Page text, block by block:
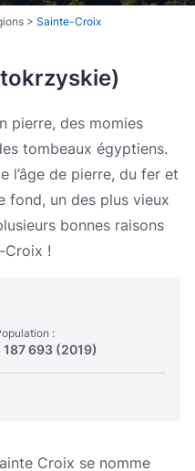
Norsk > Sainte-Croix
pierre, des momies
tombeaux égyptiens.
l’âge de pierre, du fer et
fond, un des plus vieux
bonnes raisons
Croix !
:
187 693 (2019)
Croix se nomme